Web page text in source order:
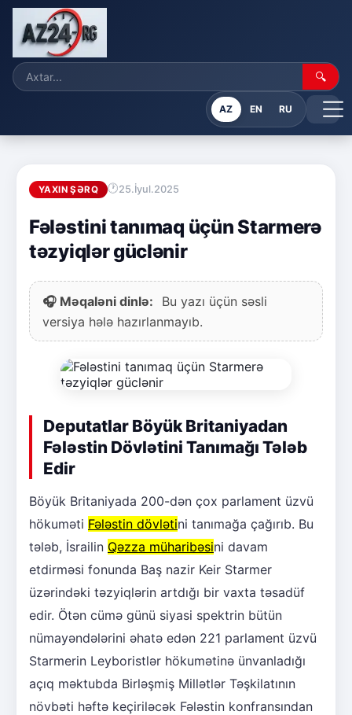
🔍
AZ EN RU
YAXIN ŞƏRQ 25.İyul.2025
Fələstini tanımaq üçün Starmerə
təzyiqlər güclənir
🎧 Məqaləni dinlə:
Bu yazı üçün səsli
versiya hələ hazırlanmayıb.
Deputatlar Böyük Britaniyadan
Fələstin Dövlətini Tanımağı Tələb
Edir
Böyük Britaniyada 200-dən çox parlament üzvü
hökuməti Fələstin dövlətini tanımağa çağırıb. Bu
tələb, İsrailin Qəzza müharibəsini davam
etdirməsi fonunda Baş nazir Keir Starmer
üzərindəki təzyiqlərin artdığı bir vaxta təsadüf
edir. Ötən cümə günü siyasi spektrin bütün
nümayəndələrini əhatə edən 221 parlament üzvü
Starmerin Leyboristlər hökumətinə ünvanladığı
açıq məktubda Birləşmiş Millətlər Təşkilatının
növbəti həftə keçiriləcək Fələstin konfransından